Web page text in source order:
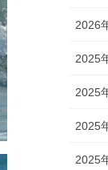
2026
2025
2025
2025
2025